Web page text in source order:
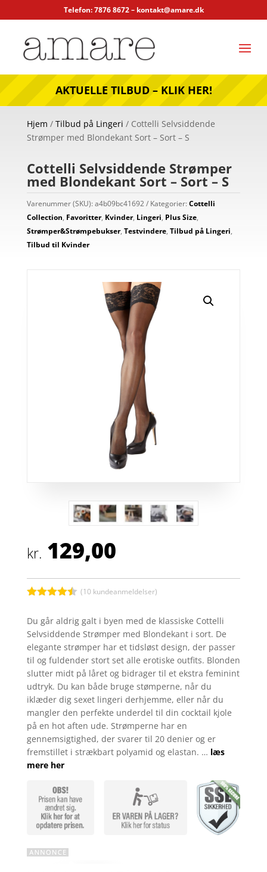
Telefon: 7876 8672 – kontakt@amare.dk
AKTUELLE TILBUD – KLIK HER!
Hjem / Tilbud på Lingeri / Cottelli Selvsiddende
Strømper med Blondekant Sort – Sort – S
Cottelli Selvsiddende Strømper
med Blondekant Sort – Sort – S
Varenummer (SKU):a4b09bc41692 Kategorier:Cottelli
Collection, Favoritter, Kvinder, Lingeri, Plus Size,
Strømper&Strømpebukser, Testvindere, Tilbud på Lingeri,
Tilbud til Kvinder
kr. 129,00
som
ud af 5
baseret
på
kundebedø
mmelser
(10 kundeanmeldelser)
Du går aldrig galt i byen med de klassiske Cottelli
Selvsiddende Strømper med Blondekant i sort. De
elegante strømper har et tidsløst design, der passer
til og fuldender stort set alle erotiske outfits. Blonden
slutter midt på låret og bidrager til et ekstra feminint
udtryk. Du kan både bruge stømperne, når du
iklæder dig sexet lingeri derhjemme, eller når du
mangler den perfekte underdel til din cocktail kjole
på en hot aften ude. Strømperne har en
gennemsigtighed, der svarer til 20 denier og er
fremstillet i strækbart polyamid og elastan. … læs
mere her